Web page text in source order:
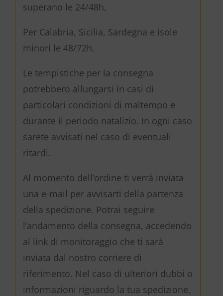
superano le 24/48h,
Per Calabria, Sicilia, Sardegna e isole
minori le 48/72h.
Le tempistiche per la consegna
potrebbero allungarsi in casi di
particolari condizioni di maltempo e
durante il periodo natalizio. In ogni caso
sarete avvisati nel caso di eventuali
ritardi.
Al momento dell’ordine ti verrà inviata
una e-mail per avvisarti della partenza
della spedizione. Potrai seguire
l’andamento della consegna, accedendo
al link di monitoraggio che ti sarà
inviata dal nostro corriere di
riferimento. Nel caso di ulteriori dubbi o
informazioni riguardo la tua spedizione,